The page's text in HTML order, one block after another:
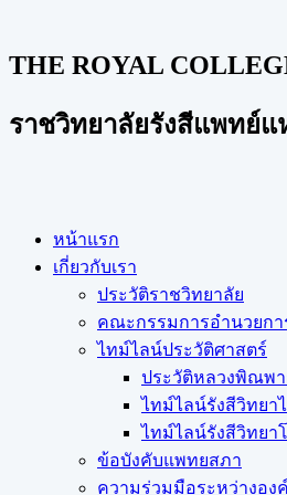
THE ROYAL
ราชวิทยาลัยรังสีแพทย์แ
หน้าแรก
เกี่ยวกับเรา
ประวัติราชวิทยาลัย
คณะกรรมการอำนวยกา
ไทม์ไลน์ประวัติศาสตร์
ประวัติหลวงพิณพ
ไทม์ไลน์รังสีวิทยา
ไทม์ไลน์รังสีวิทยา
ข้อบังคับแพทยสภา
ความร่วมมือระหว่างอง